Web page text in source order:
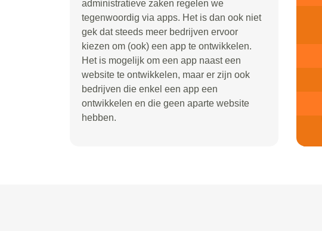
administratieve zaken regelen we
tegenwoordig via apps. Het is dan ook niet
gek dat steeds meer bedrijven ervoor
kiezen om (ook) een app te ontwikkelen.
Het is mogelijk om een app naast een
website te ontwikkelen, maar er zijn ook
bedrijven die enkel een app een
ontwikkelen en die geen aparte website
hebben.